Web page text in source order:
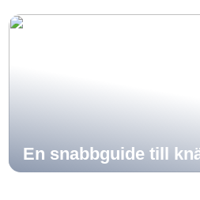
En snabbguide till